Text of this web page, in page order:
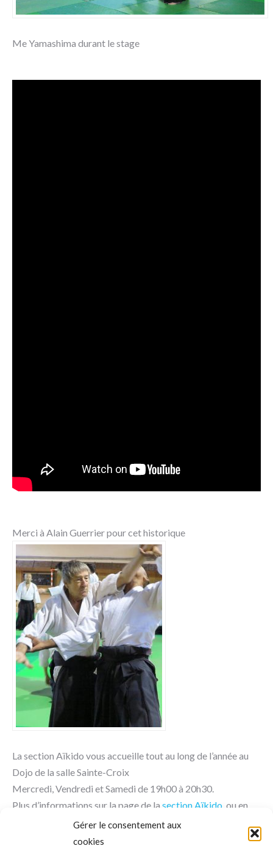
Gérer le consentement aux
cookies
Me Yamashima durant le stage
Merci à Alain Guerrier pour cet historique
La section Aïkido vous accueille tout au long de l’année au
Dojo de la salle Sainte-Croix
Mercredi, Vendredi et Samedi de 19h00 à 20h30.
Plus d’informations sur la page de la section Aïkido ou en